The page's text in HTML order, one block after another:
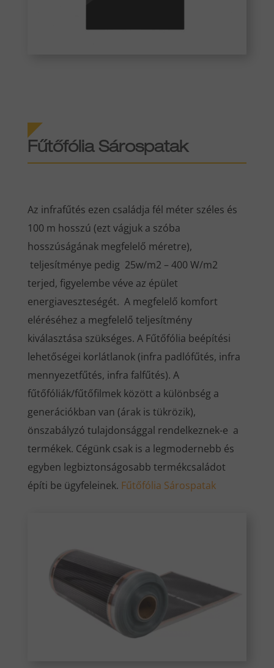
Fűtőfólia Sárospatak
Az infrafűtés ezen családja fél méter széles és
100 m hosszú (ezt vágjuk a szóba
hosszúságának megfelelő méretre),
teljesítménye pedig 25w/m2 – 400 W/m2
terjed, figyelembe véve az épület
energiaveszteségét. A megfelelő komfort
eléréséhez a megfelelő teljesítmény
kiválasztása szükséges. A Fűtőfólia beépítési
lehetőségei korlátlanok (infra padlófűtés, infra
mennyezetfűtés, infra falfűtés). A
fűtőfóliák/fűtőfilmek között a különbség a
generációkban van (árak is tükrözik),
önszabályzó tulajdonsággal rendelkeznek-e a
termékek. Cégünk csak is a legmodernebb és
egyben legbiztonságosabb termékcsaládot
építi be ügyfeleinek. Fűtőfólia Sárospatak